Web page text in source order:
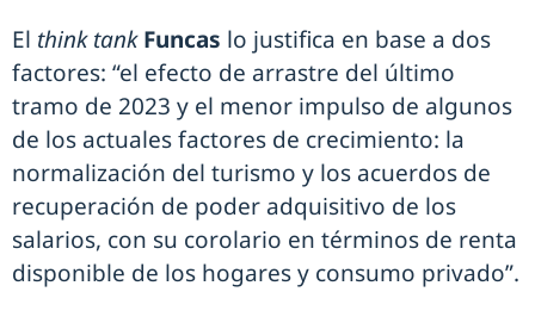
El think tank Funcas lo justifica en base a dos
factores: “el efecto de arrastre del último
tramo de 2023 y el menor impulso de algunos
de los actuales factores de crecimiento: la
normalización del turismo y los acuerdos de
recuperación de poder adquisitivo de los
salarios, con su corolario en términos de renta
disponible de los hogares y consumo privado”.